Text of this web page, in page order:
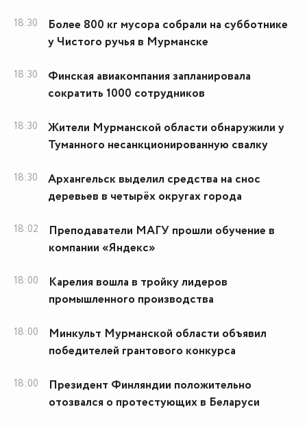
18:30
Более 800 кг мусора собрали на субботнике
у Чистого ручья в Мурманске
18:30
Финская авиакомпания запланировала
сократить 1000 сотрудников
18:30
Жители Мурманской области обнаружили у
Туманного несанкционированную свалку
18:30
Архангельск выделил средства на снос
деревьев в четырёх округах города
18:02
Преподаватели МАГУ прошли обучение в
компании «Яндекс»
18:00
Карелия вошла в тройку лидеров
промышленного производства
18:00
Минкульт Мурманской области объявил
победителей грантового конкурса
18:00
Президент Финляндии положительно
отозвался о протестующих в Беларуси